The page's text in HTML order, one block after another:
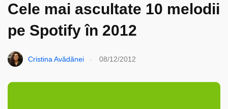
Cele mai ascultate 10 melodii
pe Spotify în 2012
Cristina Avădănei 08/12/2012